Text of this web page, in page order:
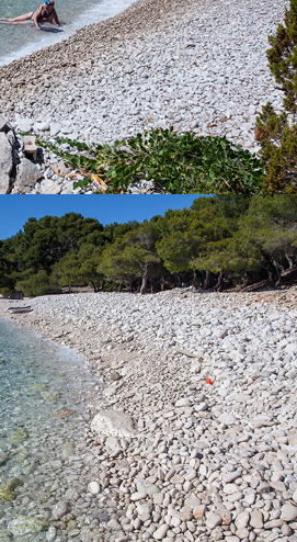
SREBRENA
viška plaža. Bogata je
Plaža je dobila ime po sjaju velikih
putem možete pristupiti plaži s
kod nas ili Vam predlažemo
s našim brzim taxi brodom koji je
Do plaže možete doći i s autom
šetnja od 15ak minuta.